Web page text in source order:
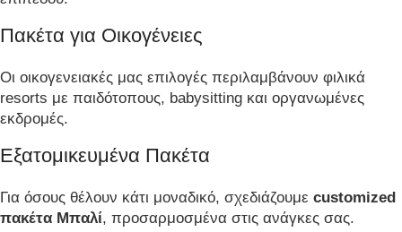
Πακέτα για Οικογένειες
Οι οικογενειακές μας επιλογές περιλαμβάνουν φιλικά
resorts με παιδότοπους, babysitting και οργανωμένες
εκδρομές.
Εξατομικευμένα Πακέτα
Για όσους θέλουν κάτι μοναδικό, σχεδιάζουμε customized
πακέτα Μπαλί, προσαρμοσμένα στις ανάγκες σας.